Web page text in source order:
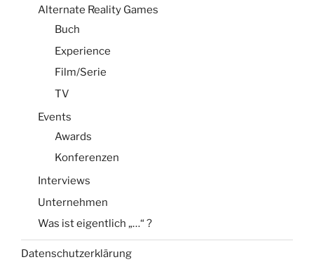
Alternate Reality Games
Buch
Experience
Film/Serie
TV
Events
Awards
Konferenzen
Interviews
Unternehmen
Was ist eigentlich „…“ ?
Datenschutzerklärung